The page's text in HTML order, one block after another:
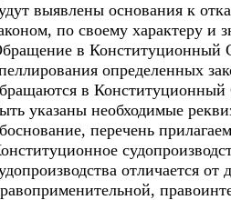
выявлены основания к
по своему характеру и
в Конституционный
определенных
в
указаны необходимые
перечень
отличается